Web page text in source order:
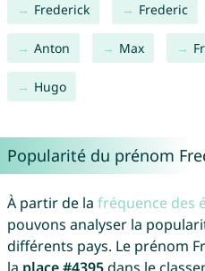
Frederick Frederic
Anton Max
Hugo
Popularité du prénom
À partir de la fréquence des
pouvons analyser la
différents pays. Le prénom